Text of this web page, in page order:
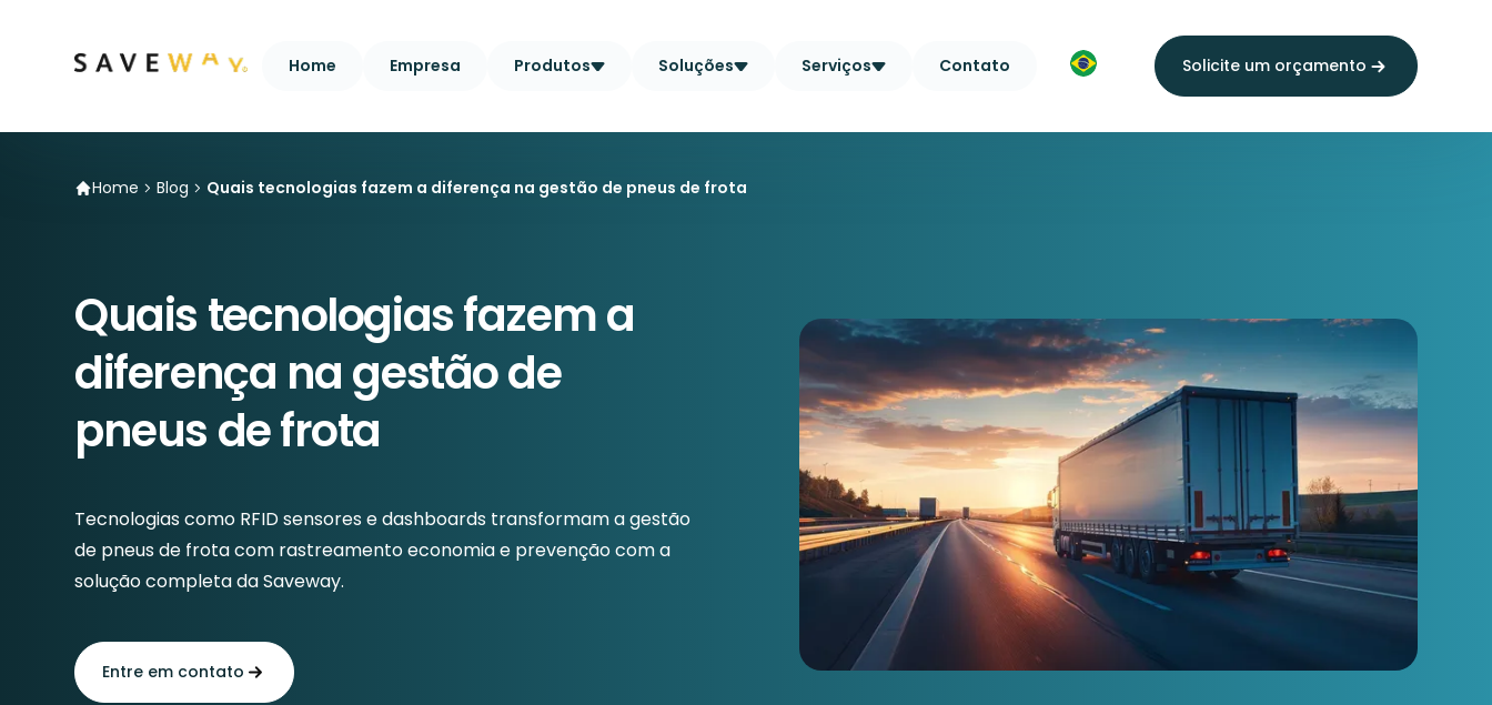
Home Empresa Produtos Soluções Serviços Contato Solicite um orçamento
Home Blog Quais tecnologias fazem a diferença na gestão de pneus de frota
Quais tecnologias fazem a
diferença na gestão de
pneus de frota
Tecnologias como RFID sensores e dashboards transformam a gestão
de pneus de frota com rastreamento economia e prevenção com a
solução completa da Saveway.
Entre em contato